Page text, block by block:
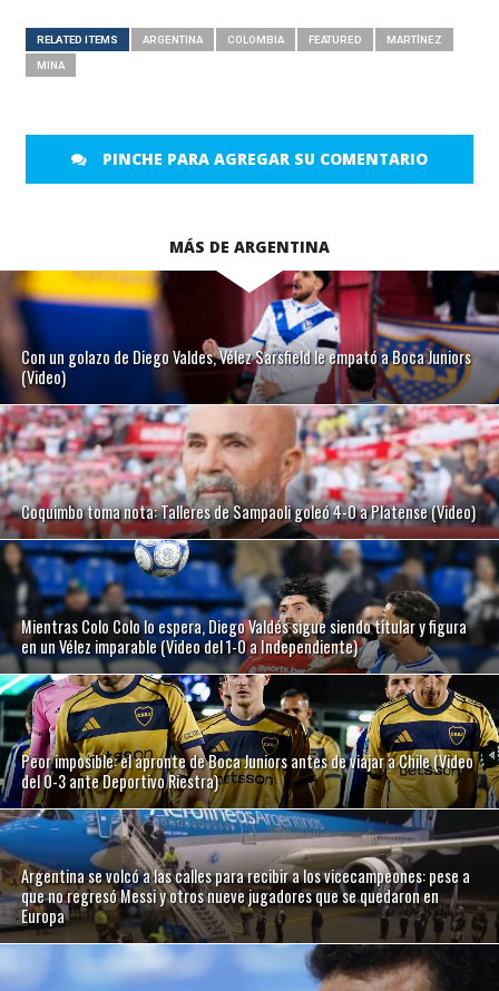
RELATED ITEMS ARGENTINA COLOMBIA FEATURED MARTÍNEZ
MINA
PINCHE PARA AGREGAR SU COMENTARIO
MÁS DE ARGENTINA
Con un golazo de Diego Valdes, Vélez Sarsfield le empató a Boca Juniors
(Video)
Coquimbo toma nota: Talleres de Sampaoli goleó 4-0 a Platense (Video)
Mientras Colo Colo lo espera, Diego Valdés sigue siendo titular y figura
en un Vélez imparable (Video del 1-0 a Independiente)
Peor imposible: el apronte de Boca Juniors antes de viajar a Chile (Video
del 0-3 ante Deportivo Riestra)
Argentina se volcó a las calles para recibir a los vicecampeones: pese a
que no regresó Messi y otros nueve jugadores que se quedaron en
Europa